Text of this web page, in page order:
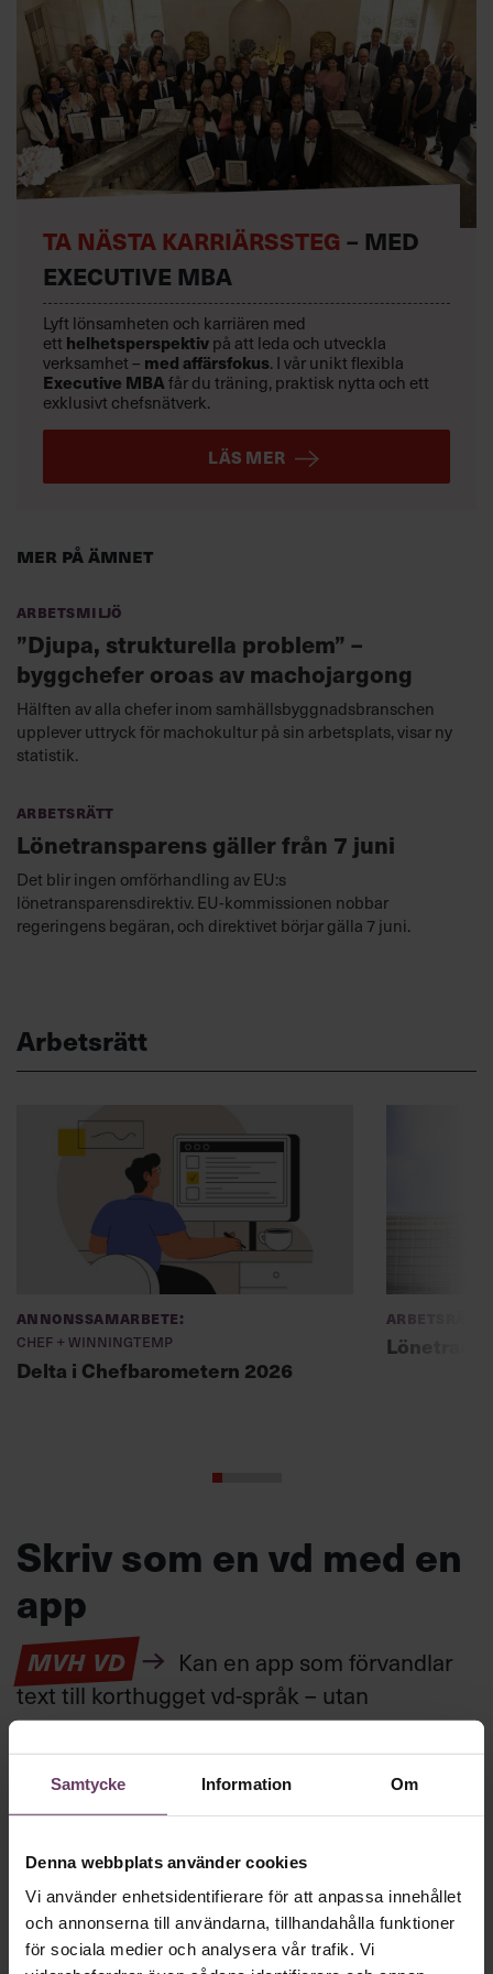
Samtycke Information Om
Denna webbplats använder cookies
Vi använder enhetsidentifierare för att anpassa innehållet
och annonserna till användarna, tillhandahålla funktioner
för sociala medier och analysera vår trafik. Vi
Mer på ämnet
Arbetsmiljö
”Djupa, strukturella problem” –
byggchefer oroas av machojargong
Hälften av alla chefer inom samhällsbyggnadsbranschen
upplever uttryck för machokultur på sin arbetsplats, visar ny
statistik.
Arbetsrätt
Lönetransparens gäller från 7 juni
Det blir ingen omförhandling av EU:s
lönetransparensdirektiv. EU-kommissionen nobbar
regeringens begäran, och direktivet börjar gälla 7 juni.
TA NÄSTA KARRIÄRSSTEG – MED
EXECUTIVE MBA
Lyft lönsamheten och karriären med
ett helhetsperspektivpå att leda och utveckla
verksamhet – med affärsfokus. I vår unikt flexibla
Executive MBAfår du träning, praktisk nytta och ett
exklusivt chefsnätverk.
LÄS MER
Arbetsrätt
Annonssamarbete:
Chef + Winningtemp
Delta i Chefbarometern 2026
Arbetsrätt
Skriv som en vd med en
app
MVH VD
Kan en app som förvandlar
text till korthugget vd-språk – utan
artighetsfraser, men gärna stavfel – vara
vägen för den som vill nå fram till
toppcheferna?
Kommunikation
Text:Fredrik Kullberg
Publicerad2026-08-07